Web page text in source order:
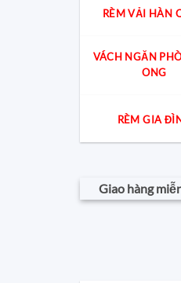
RÈM VẢI HÀN
VÁCH NGĂN
ONG
RÈM GIA
Giao hàng